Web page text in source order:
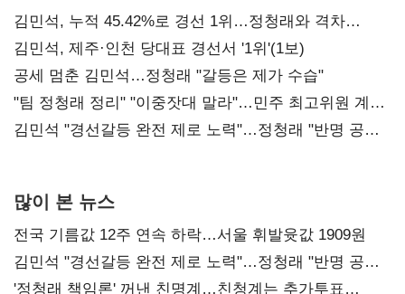
김민석, 누적 45.42%로 경선 1위…정청래와 격차
0.86%p(2보)
김민석, 제주·인천 당대표 경선서 '1위'(1보)
공세 멈춘 김민석…정청래 "갈등은 제가 수습"
"팀 정청래 정리" "이중잣대 말라"…민주 최고위원 계파
다툼 격화
김민석 "경선갈등 완전 제로 노력"…정청래 "반명 공세
많이 본 뉴스
전국 기름값 12주 연속 하락…서울 휘발윳값 1909원
김민석 "경선갈등 완전 제로 노력"…정청래 "반명 공세
사과부터"
'정청래 책임론' 꺼낸 친명계…친청계는 추가투표